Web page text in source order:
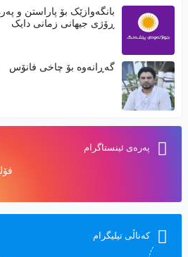
بانگەوازێک بۆ پاراستن و
ڕۆژی جیهانی زمانی دایک
گەڕانەوە بۆ چاخی فانۆس
په‌ره‌ی ئینستاگرام
کەناڵی تیلیگرام